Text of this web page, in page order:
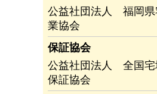
公益社団法人 福岡県
業協会
保証協会
公益社団法人 全国宅
保証協会